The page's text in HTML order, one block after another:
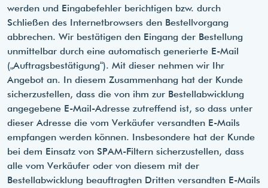
werden und Eingabefehler berichtigen bzw. durch
Schließen des Internetbrowsers den Bestellvorgang
abbrechen. Wir bestätigen den Eingang der Bestellung
unmittelbar durch eine automatisch generierte E-Mail
(„Auftragsbestätigung“). Mit dieser nehmen wir Ihr
Angebot an. In diesem Zusammenhang hat der Kunde
sicherzustellen, dass die von ihm zur Bestellabwicklung
angegebene E-Mail-Adresse zutreffend ist, so dass unter
dieser Adresse die vom Verkäufer versandten E-Mails
empfangen werden können. Insbesondere hat der Kunde
bei dem Einsatz von SPAM-Filtern sicherzustellen, dass
alle vom Verkäufer oder von diesem mit der
Bestellabwicklung beauftragten Dritten versandten E-Mails